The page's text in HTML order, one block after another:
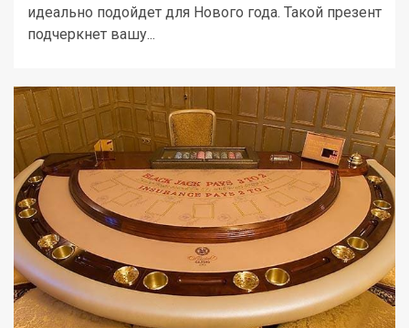
идеально подойдет для Нового года. Такой презент
подчеркнет вашу...